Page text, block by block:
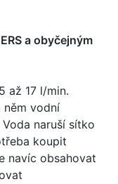
a obyčejným
až 17 l/min.
něm vodní
naruší sítko
koupit
navíc obsahovat